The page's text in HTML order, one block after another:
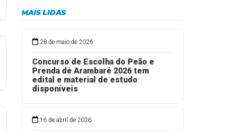
MAIS LIDAS
28 de maio de 2026
Concurso de Escolha do Peão e
Prenda de Arambaré 2026 tem
edital e material de estudo
disponíveis
16 de abril de 2026